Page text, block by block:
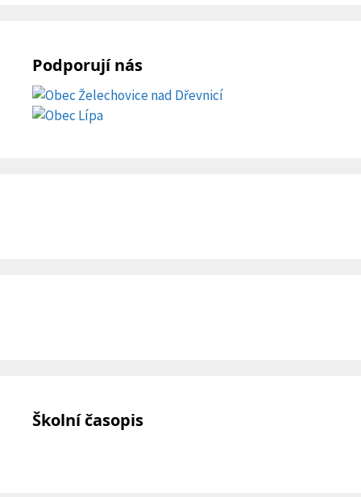
Podporují nás
Školní časopis